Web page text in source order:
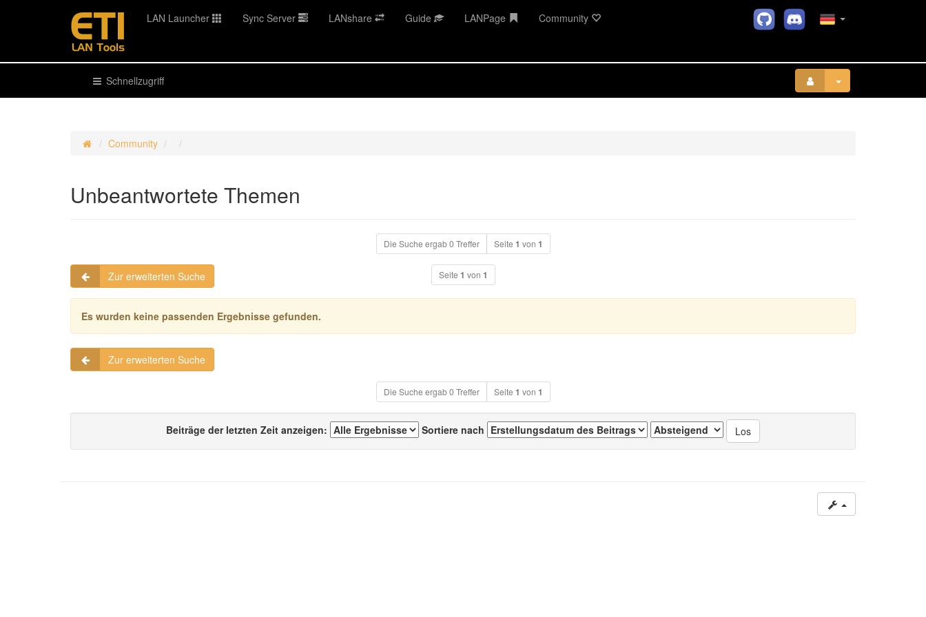
LAN Launcher Sync Server LANshare Guide LANPage Community
Schnellzugriff
Community
Unbeantwortete Themen
Die Suche ergab 0 Treffer Seite 1 von 1
Zur erweiterten Suche Seite 1 von 1
Es wurden keine passenden Ergebnisse gefunden.
Zur erweiterten Suche
Die Suche ergab 0 Treffer Seite 1 von 1
Beiträge der letzten Zeit anzeigen: Sortiere nach